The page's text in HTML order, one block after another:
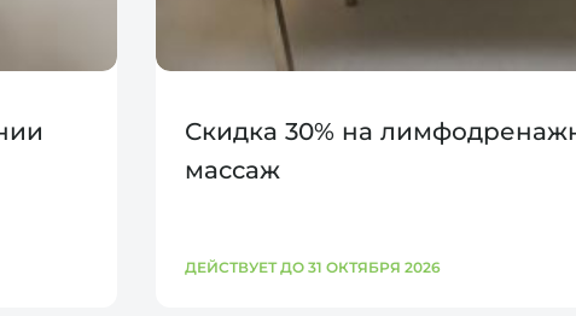
Скидка 30% на
массаж
ДЕЙСТВУЕТ ДО 31 ОКТЯБРЯ 2026